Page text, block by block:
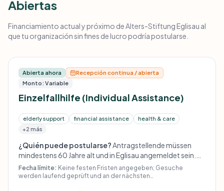
Abiertas
Financiamiento actual y próximo de Alters-Stiftung Eglisau al
que tu organización sin fines de lucro podría postularse.
Abierta ahora
Recepción continua / abierta
Monto: Variable
Einzelfallhilfe (Individual Assistance)
elderly support financial assistance
health & care
+2 más
¿Quién puede postularse?Antragstellende müssen
mindestens 60 Jahre alt und in Eglisau angemeldet sein.
Gesuche müssen sich auf den Stiftungszweck
('Unterstützung in finanzieller Not' bzw. 'das Leben
Fecha límite: Keine festen Fristen angegeben; Gesuche
werden laufend geprüft und an der nächsten